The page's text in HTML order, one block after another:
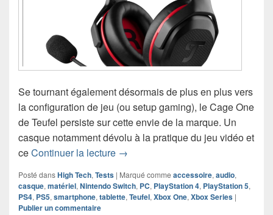
Se tournant également désormais de plus en plus vers
la configuration de jeu (ou setup gaming), le Cage One
de Teufel persiste sur cette envie de la marque. Un
casque notamment dévolu à la pratique du jeu vidéo et
ceContinuer la lecture Chronique casque Cage One de
→
Posté dansHigh Tech, Tests | Marqué comme accessoire, audio,
casque, matériel, Nintendo Switch, PC, PlayStation 4, PlayStation 5,
PS4, PS5, smartphone, tablette, Teufel, Xbox One, Xbox Series |
Publier un commentaire